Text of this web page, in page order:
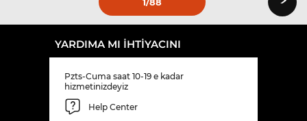
YARDIMA MI IHTIYACINI
Pzts-Cuma saat 10-19 e kadar
hizmetinizdeyiz
Help Center